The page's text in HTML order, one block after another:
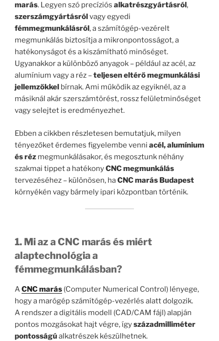
marás. Legyen szó precíziós alkatrészgyártásról ,
szerszámgyártásról vagy egyedi
fémmegmunkálásról , a számítógép-vezérelt
megmunkálás biztosítja a mikronpontosságot, a
hatékonyságot és a kiszámítható minőséget.
Ugyanakkor a különböző anyagok – például az acél, az
alumínium vagy a réz –teljesen eltérő megmunkálási
jellemzőkkel bírnak. Ami működik az egyiknél, az a
másiknál akár szerszámtörést, rossz felületminőséget
vagy selejtet is eredményezhet.
Ebben a cikkben részletesen bemutatjuk, milyen
tényezőket érdemes figyelembe venni acél, alumínium
és réz megmunkálásakor, és megosztunk néhány
szakmai tippet a hatékonyCNC megmunkálás
tervezéséhez – különösen, haCNC marás Budapest
környékén vagy bármely ipari központban történik.
1. Mi az a CNC marás és miért
alaptechnológia a
fémmegmunkálásban?
ACNC marás (Computer Numerical Control) lényege,
hogy a marógép számítógép-vezérlés alatt dolgozik.
A rendszer a digitális modell (CAD/CAM fájl) alapján
pontos mozgásokat hajt végre, ígyszázadmilliméter
pontosságúalkatrészek készülhetnek.